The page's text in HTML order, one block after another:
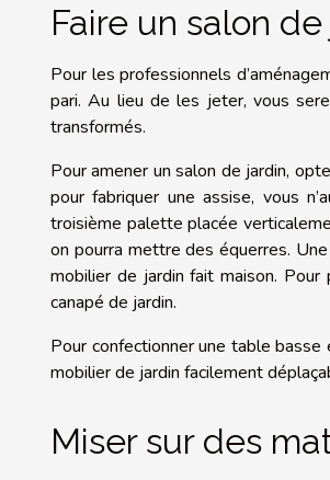
Faire un salon
Pour les professionnels
pari. Au lieu de les jeter, vous
transformés.
Pour amener un salon de jardin,
pour fabriquer une assise, vous
troisième palette placée
on pourra mettre des équerres.
mobilier de jardin fait maison.
canapé de jardin.
Pour confectionner une table
mobilier de jardin facilement
Miser sur des